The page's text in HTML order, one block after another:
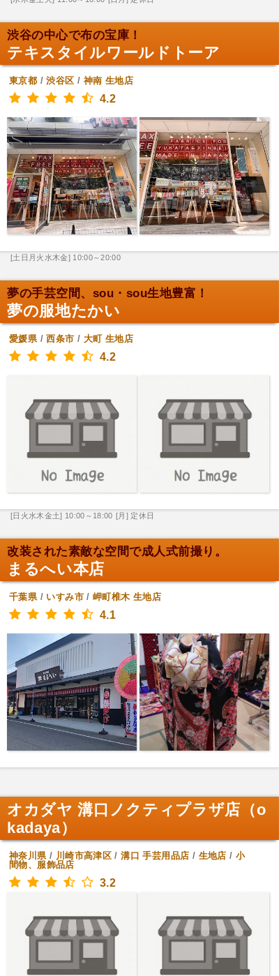
渋谷の中心で布の宝庫！
テキスタイルワールドトーア
東京都 /渋谷区 / 神南 生地店
4.2
[土日月火水木金] 10:00～20:00
夢の手芸空間、sou・sou生地豊富！
夢の服地たかい
愛媛県/西条市 / 大町 生地店
4.2
[日火水木金土] 10:00～18:00 [月] 定休日
改装された素敵な空間で成人式前撮り。
まるへい本店
千葉県/ いすみ市/岬町椎木 生地店
4.1
オカダヤ 溝口ノクティプラザ店（o
kadaya）
神奈川県/ 川崎市高津区 /溝口 手芸用品店 / 生地店 / 小
間物、服飾品店
3.2